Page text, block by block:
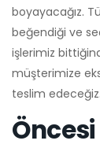
boyayacağız.
beğendiği ve
işlerimiz
müşterimize
teslim edeceğiz.
Öncesi